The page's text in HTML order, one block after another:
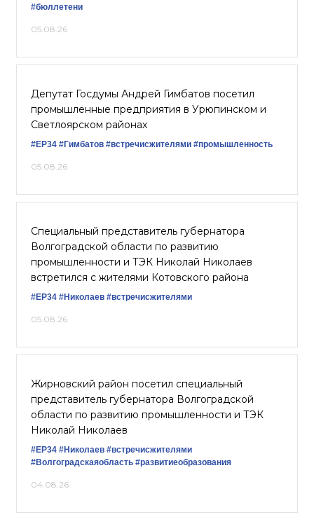
#бюллетени
05.08.26
Депутат Госдумы Андрей Гимбатов посетил
промышленные предприятия в Урюпинском и
Светлоярском районах
#ЕР34 #Гимбатов #встречисжителями #промышленность
05.08.26
Специальный представитель губернатора
Волгоградской области по развитию
промышленности и ТЭК Николай Николаев
встретился с жителями Котовского района
#ЕР34 #Николаев #встречисжителями
05.08.26
Жирновский район посетил специальный
представитель губернатора Волгоградской
области по развитию промышленности и ТЭК
Николай Николаев
#ЕР34 #Николаев #встречисжителями
#Волгоградскаяобласть #развитиеобразования
04.08.26